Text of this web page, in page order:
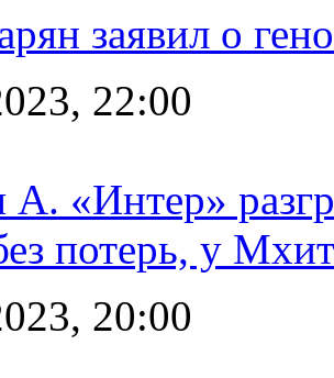
заявил о
22:00
А. «Интер»
потерь, у
20:00